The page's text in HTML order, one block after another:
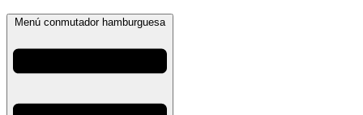
Menú conmutador hamburguesa